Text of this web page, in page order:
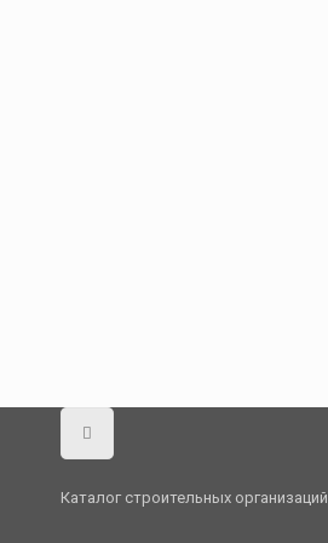
Каталог строительных организаций